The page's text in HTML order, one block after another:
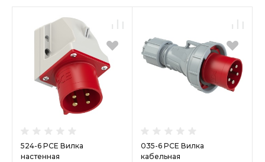
524-6 PCE Вилка
настенная
035-6 PCE Вилка
кабельная